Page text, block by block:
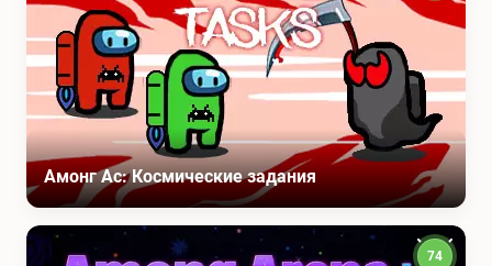
Амонг Ас: Космические задания
74